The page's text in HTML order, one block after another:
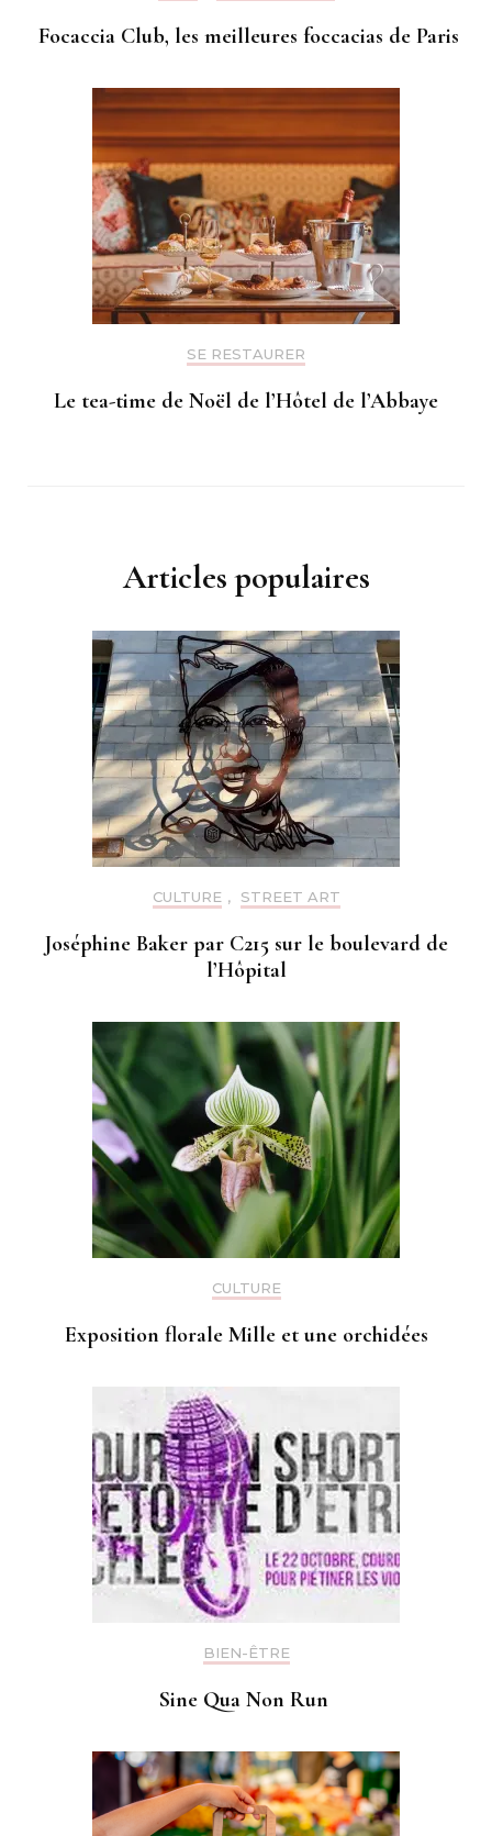
Focaccia Club, les meilleures foccacias de Paris
SE RESTAURER
Le tea-time de Noël de l’Hôtel de l’Abbaye
Articles populaires
CULTURE , STREET ART
Joséphine Baker par C215 sur le boulevard de
l’Hôpital
CULTURE
Exposition florale Mille et une orchidées
BIEN-ÊTRE
Sine Qua Non Run